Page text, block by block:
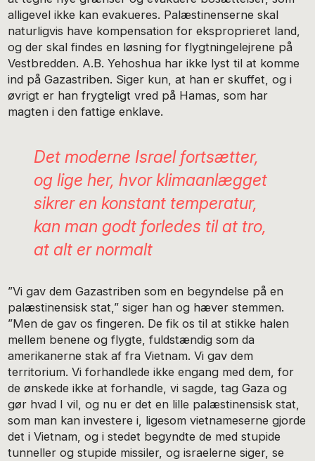
alligevel ikke kan evakueres. Palæstinenserne skal
naturligvis have kompensation for eksproprieret land,
og der skal findes en løsning for flygtningelejrene på
Vestbredden. A.B. Yehoshua har ikke lyst til at komme
ind på Gazastriben. Siger kun, at han er skuffet, og i
øvrigt er han frygteligt vred på Hamas, som har
magten i den fattige enklave.
Det moderne Israel fortsætter,
og lige her, hvor klimaanlægget
sikrer en konstant temperatur,
kan man godt forledes til at tro,
at alt er normalt
”Vi gav dem Gazastriben som en begyndelse på en
palæstinensisk stat,” siger han og hæver stemmen.
”Men de gav os fingeren. De fik os til at stikke halen
mellem benene og flygte, fuldstændig som da
amerikanerne stak af fra Vietnam. Vi gav dem
territorium. Vi forhandlede ikke engang med dem, for
de ønskede ikke at forhandle, vi sagde, tag Gaza og
gør hvad I vil, og nu er det en lille palæstinensisk stat,
som man kan investere i, ligesom vietnameserne gjorde
det i Vietnam, og i stedet begyndte de med stupide
tunneller og stupide missiler, og israelerne siger, se